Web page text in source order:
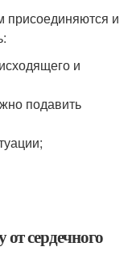
присоединяются и
и
подавить
сердечного